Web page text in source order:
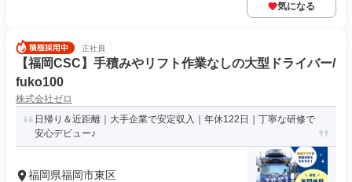
気になる
正社員
【福岡CSC】手積みやリフト作業なしの大型ドライバー/
fuko100
株式会社ゼロ
日帰り＆近距離｜大手企業で安定収入｜年休122日｜丁寧な研修で
安心デビュー♪
福岡県福岡市東区